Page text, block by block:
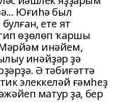
Юғиһә был
ете ят
өҙөлөп ҡаршы
Мәрйәм инәйем,
инәйҙәр ҙә
Ә тәбиғәттә
элеккеләй ғәмһеҙ
матур ҙа, бер